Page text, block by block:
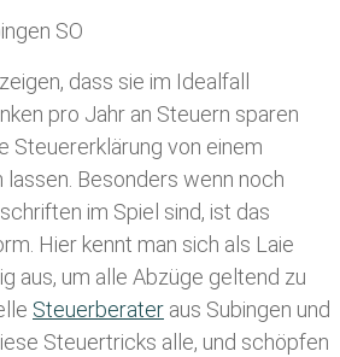
dass sie im Idealfall
pro Jahr an Steuern sparen
Steuererklärung von einem
lassen . Besonders wenn noch
im Spiel sind, ist das
Hier kennt man sich als Laie
aus, um alle Abzüge geltend zu
Steuerberater aus Subingen und
Steuertricks alle, und schöpfen